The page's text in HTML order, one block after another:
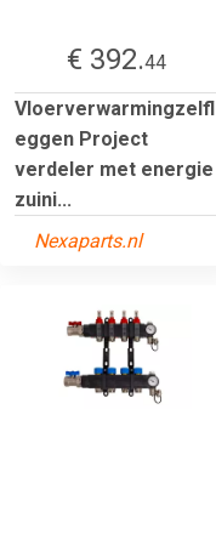
€ 392.44
Vloerverwarmingzelfl
eggen Project
verdeler met energie
zuini...
Nexaparts.nl